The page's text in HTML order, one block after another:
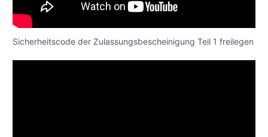
Sicherheitscode der Zulassungsbescheinigung Teil 1 freilegen